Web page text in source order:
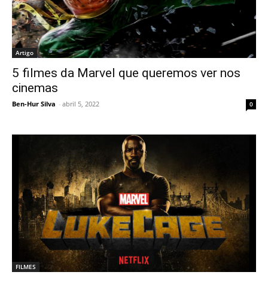
Artigo
5 filmes da Marvel que queremos ver nos
cinemas
Ben-Hur Silva - abril 5, 2022 0
FILMES